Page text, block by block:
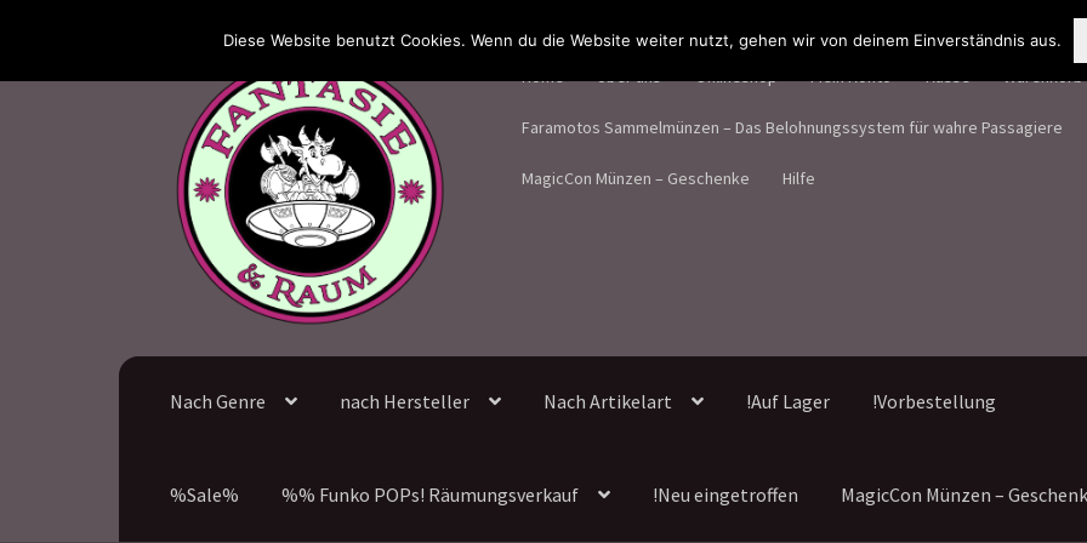
Navigation
springen
Inhalt
springen
Home Über uns Onlineshop Mein Konto Kasse Warenkorb
Faramotos Sammelmünzen – Das Belohnungssystem für wahre Passagiere
MagicCon Münzen – Geschenke Hilfe
Nach Genre nach Hersteller Nach Artikelart !Auf Lager !Vorbestellung
%Sale% %% Funko POPs! Räumungsverkauf !Neu eingetroffen MagicCon Münzen –
Diese Website benutzt Cookies. Wenn du die Website weiter nutzt, gehen wir von deinem Einverständnis aus.